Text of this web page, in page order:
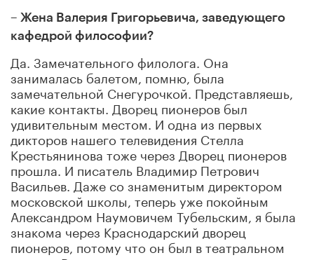
– Жена Валерия Григорьевича, заведующего
кафедрой философии?
Да. Замечательного филолога. Она
занималась балетом, помню, была
замечательной Снегурочкой. Представляешь,
какие контакты. Дворец пионеров был
удивительным местом. И одна из первых
дикторов нашего телевидения Стелла
Крестьянинова тоже через Дворец пионеров
прошла. И писатель Владимир Петрович
Васильев. Даже со знаменитым директором
московской школы, теперь уже покойным
Александром Наумовичем Тубельским, я была
знакома через Краснодарский дворец
пионеров, потому что он был в театральном